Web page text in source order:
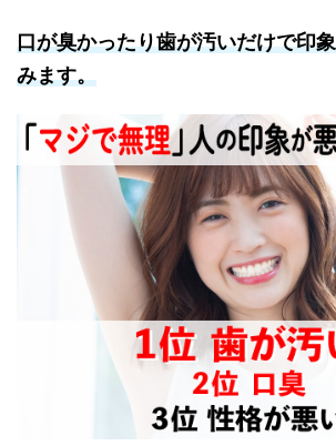
口が臭かったり歯が汚いだけで印
みます。